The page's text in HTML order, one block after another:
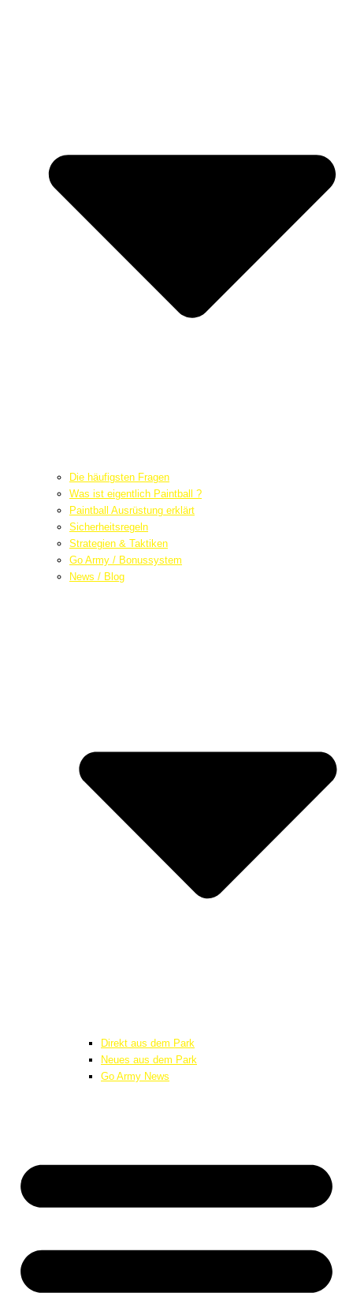
Die häufigsten Fragen
Was ist eigentlich Paintball ?
Paintball Ausrüstung erklärt
Sicherheitsregeln
Strategien & Taktiken
Go Army / Bonussystem
News / Blog
Direkt aus dem Park
Neues aus dem Park
Go Army News